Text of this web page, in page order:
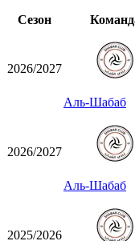
Сезон
2026/2027
Аль-Шабаб
2026/2027
Аль-Шабаб
2025/2026